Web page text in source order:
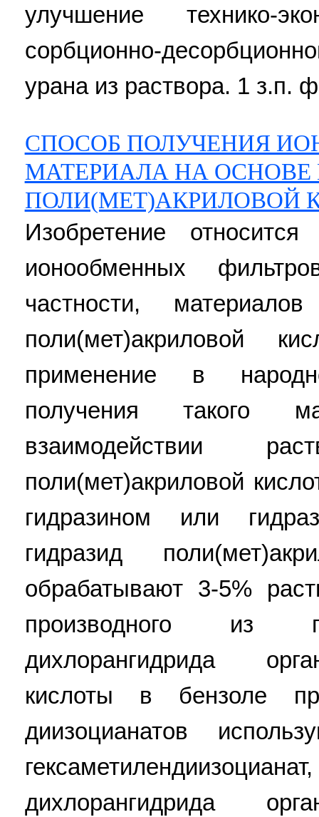
улучшение технико-
сорбционно-
урана из раствора. 1 з.п.
СПОСОБ ПОЛУЧЕНИЯ
МАТЕРИАЛА НА ОСНОВЕ
ПОЛИ(МЕТ)АКРИЛОВОЙ
Изобретение
ионообменных
частности,
поли(мет)акриловой
применение в
получения такого
взаимодействии
поли(мет)акриловой
гидразином или
гидразид
обрабатывают 3-5%
производного из
дихлорангидрида
кислоты в бензоле
диизоцианатов
дихлорангидрида